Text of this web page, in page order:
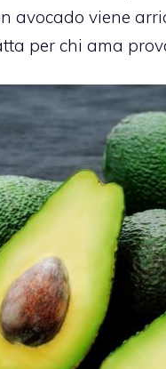
avocado viene
per chi ama